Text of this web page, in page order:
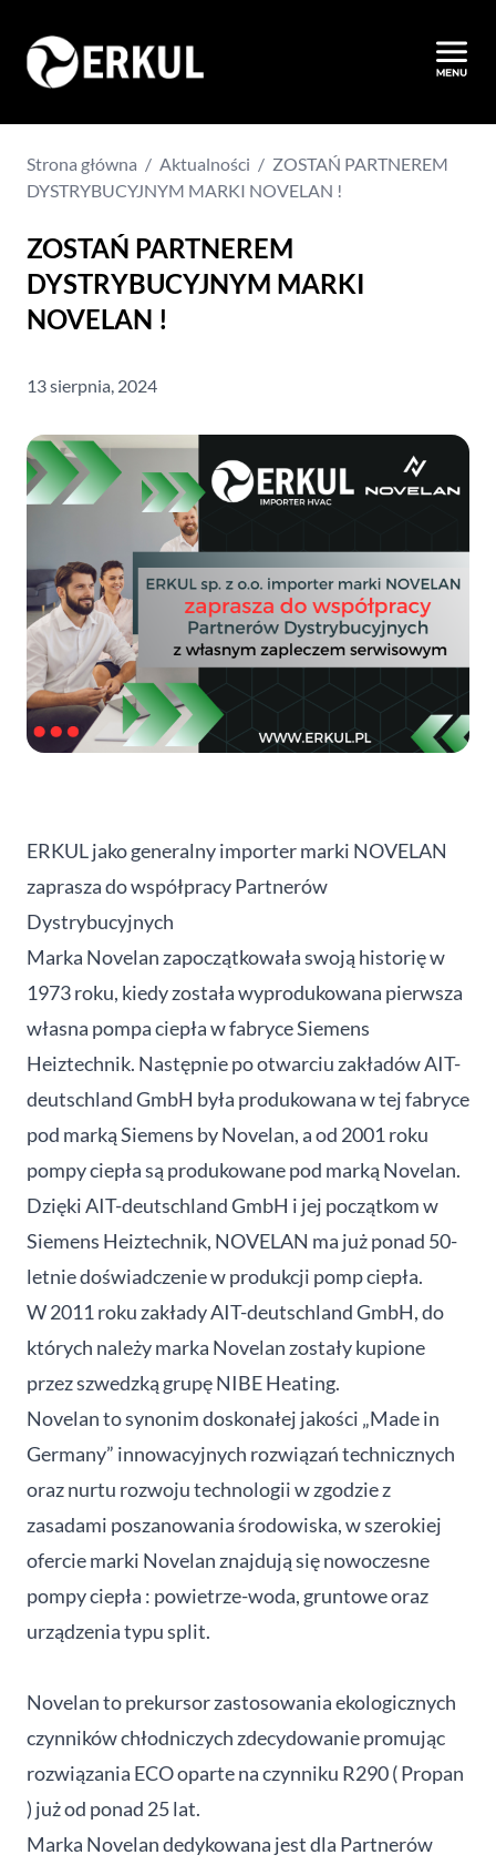
Strona główna / Aktualności / ZOSTAŃ PARTNEREM
DYSTRYBUCYJNYM MARKI NOVELAN !
ZOSTAŃ PARTNEREM
DYSTRYBUCYJNYM MARKI
NOVELAN !
13 sierpnia, 2024
ERKUL jako generalny importer marki NOVELAN
zaprasza do współpracy Partnerów
Dystrybucyjnych
Marka Novelan zapoczątkowała swoją historię w
1973 roku, kiedy została wyprodukowana pierwsza
własna pompa ciepła w fabryce Siemens
Heiztechnik. Następnie po otwarciu zakładów AIT-
deutschland GmbH była produkowana w tej fabryce
pod marką Siemens by Novelan, a od 2001 roku
pompy ciepła są produkowane pod marką Novelan.
Dzięki AIT-deutschland GmbH i jej początkom w
Siemens Heiztechnik, NOVELAN ma już ponad 50-
letnie doświadczenie w produkcji pomp ciepła.
W 2011 roku zakłady AIT-deutschland GmbH, do
których należy marka Novelan zostały kupione
przez szwedzką grupę NIBE Heating.
Novelan to synonim doskonałej jakości „Made in
Germany” innowacyjnych rozwiązań technicznych
oraz nurtu rozwoju technologii w zgodzie z
zasadami poszanowania środowiska, w szerokiej
ofercie marki Novelan znajdują się nowoczesne
pompy ciepła : powietrze-woda, gruntowe oraz
urządzenia typu split.
Novelan to prekursor zastosowania ekologicznych
czynników chłodniczych zdecydowanie promując
rozwiązania ECO oparte na czynniku R290 ( Propan
) już od ponad 25 lat.
Marka Novelan dedykowana jest dla Partnerów